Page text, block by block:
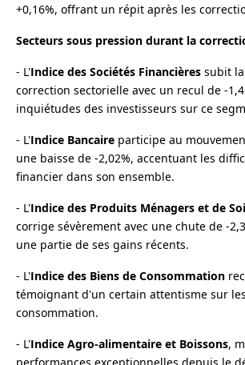
+0,16%, offrant un répit après les
Secteurs sous pression durant la
- L'Indice des Sociétés Financières subit
correction sectorielle avec un recul de -
inquiétudes des investisseurs sur ce
- L'Indice Bancaire participe au
une baisse de -2,02%, accentuant les
financier dans son ensemble.
- L'Indice des Produits Ménagers et de
corrige sévèrement avec une chute de -
une partie de ses gains récents.
- L'Indice des Biens de Consommation
témoignant d'un certain attentisme sur
consommation.
- L'Indice Agro-alimentaire et Boissons,